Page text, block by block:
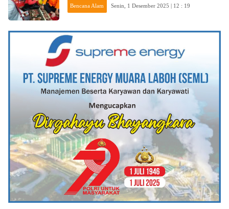
Bencana Alam Senin, 1 Desember 2025 | 12 : 19